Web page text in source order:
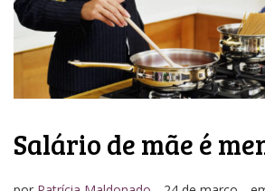
Salário de mãe é